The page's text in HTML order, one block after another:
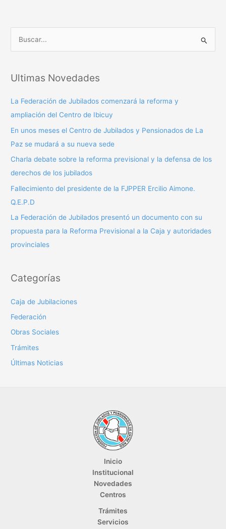
c
:
Ultimas Novedades
La Federación de Jubilados comenzará la reforma y
ampliación del Centro de Ibicuy
En unos meses el Centro de Jubilados y Pensionados de La
Paz se mudará a su nueva sede
Charla debate sobre la reforma previsional y la defensa de los
derechos de los jubilados
Fallecimiento del presidente de la FJPPER Ercilio Aimone.
Q.E.P.D
La Federación de Jubilados presentó un documento con su
propuesta para la Reforma Previsional a la Caja y autoridades
provinciales
Categorías
Caja de Jubilaciones
Federación
Obras Sociales
Trámites
Últimas Noticias
Inicio
Institucional
Novedades
Centros
Trámites
Servicios